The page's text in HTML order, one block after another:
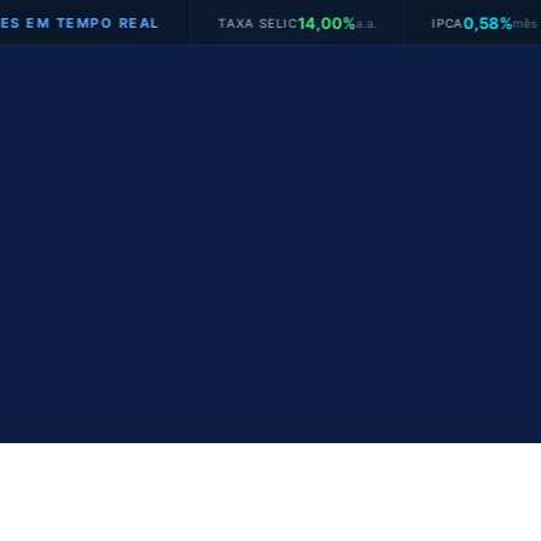
REAL TAXA SELIC 14,00%a.a. IPCA0,58% mês